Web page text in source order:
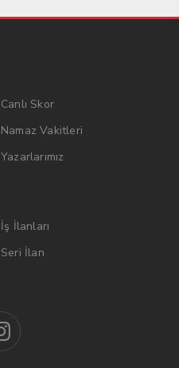
Canlı Skor
Namaz Vakitleri
Yazarlarımız
İş İlanları
Seri İlan